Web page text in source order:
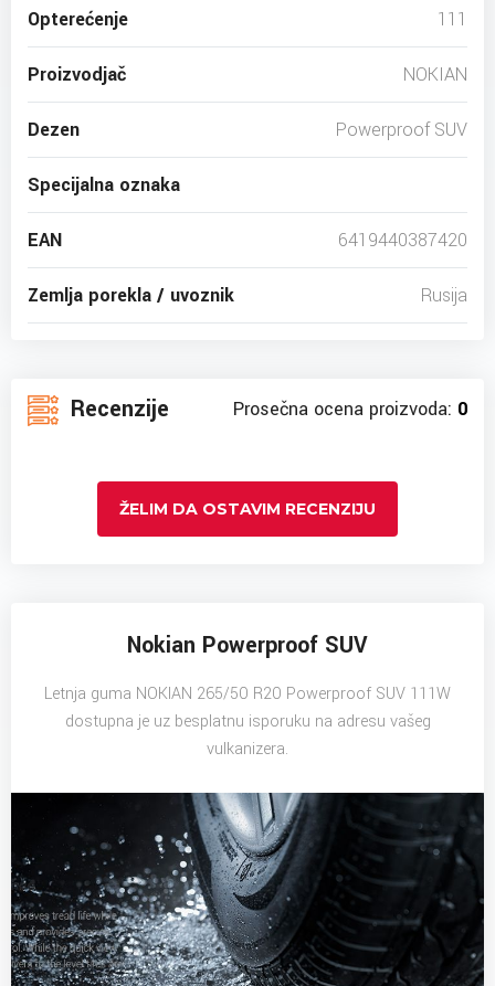
Opterećenje 111
Proizvodjač NOKIAN
Dezen Powerproof SUV
Specijalna oznaka
EAN 6419440387420
Zemlja porekla / uvoznik Rusija
Recenzije Prosečna ocena proizvoda: 0
ŽELIM DA OSTAVIM RECENZIJU
Nokian Powerproof SUV
Letnja guma NOKIAN 265/50 R20 Powerproof SUV 111W
dostupna je uz besplatnu isporuku na adresu vašeg
vulkanizera.